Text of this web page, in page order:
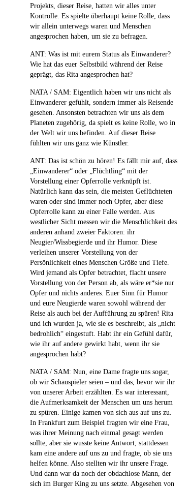
Projekts, dieser Reise, hatten wir alles unter
Kontrolle. Es spielte überhaupt keine Rolle, dass
wir allein unterwegs waren und Menschen
angesprochen haben, um sie zu befragen.
ANT: Was ist mit eurem Status als Einwanderer?
Wie hat das euer Selbstbild während der Reise
geprägt, das Rita angesprochen hat?
NATA / SAM: Eigentlich haben wir uns nicht als
Einwanderer gefühlt, sondern immer als Reisende
gesehen. Ansonsten betrachten wir uns als dem
Planeten zugehörig, da spielt es keine Rolle, wo in
der Welt wir uns befinden. Auf dieser Reise
fühlten wir uns ganz wie Künstler.
ANT: Das ist schön zu hören! Es fällt mir auf, dass
„Einwanderer“ oder „Flüchtling“ mit der
Vorstellung einer Opferrolle verknüpft ist.
Natürlich kann das sein, die meisten Geflüchteten
waren oder sind immer noch Opfer, aber diese
Opferrolle kann zu einer Falle werden. Aus
westlicher Sicht messen wir die Menschlichkeit des
anderen anhand zweier Faktoren: ihr
Neugier/Wissbegierde und ihr Humor. Diese
verleihen unserer Vorstellung von der
Persönlichkeit eines Menschen Größe und Tiefe.
Wird jemand als Opfer betrachtet, flacht unsere
Vorstellung von der Person ab, als wäre er*sie nur
Opfer und nichts anderes. Euer Sinn für Humor
und eure Neugierde waren sowohl während der
Reise als auch bei der Aufführung zu spüren! Rita
und ich wurden ja, wie sie es beschreibt, als „nicht
bedrohlich“ eingestuft. Habt ihr ein Gefühl dafür,
wie ihr auf andere gewirkt habt, wenn ihr sie
angesprochen habt?
NATA / SAM: Nun, eine Dame fragte uns sogar,
ob wir Schauspieler seien – und das, bevor wir ihr
von unserer Arbeit erzählten. Es war interessant,
die Aufmerksamkeit der Menschen um uns herum
zu spüren. Einige kamen von sich aus auf uns zu.
In Frankfurt zum Beispiel fragten wir eine Frau,
was ihrer Meinung nach einmal gesagt werden
sollte, aber sie wusste keine Antwort; stattdessen
kam eine andere auf uns zu und fragte, ob sie uns
helfen könne. Also stellten wir ihr unsere Frage.
Und dann war da noch der obdachlose Mann, der
sich im Burger King zu uns setzte. Abgesehen von